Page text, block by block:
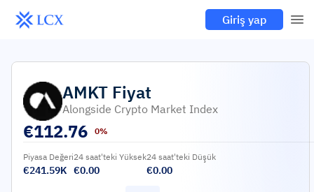
Giriş yap
AMKT Fiyat
Alongside Crypto Market Index
€112.76 0%
Piyasa Değeri
€241.59K
24 saat'teki Yüksek
€0.00
24 saat'teki Düşük
€0.00